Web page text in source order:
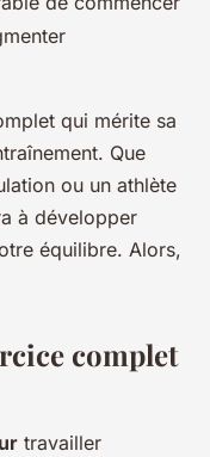
qui mérite sa
Que
ou un athlète
à développer
équilibre. Alors,
complet
travailler